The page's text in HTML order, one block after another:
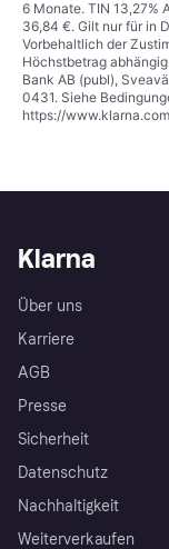
6 Monate. TIN 13,27%
36,84 €. Gilt nur für in
Vorbehaltlich der
Höchstbetrag
Bank AB (publ),
0431. Siehe
https://
Klarna
Über uns
Karriere
AGB
Presse
Sicherheit
Datenschutz
Nachhaltigkeit
Weiterverkaufen